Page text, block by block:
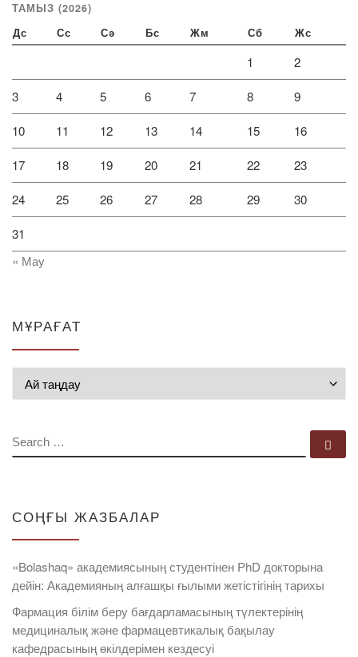
ТАМЫЗ (2026)
Дс Сс Сә Бс Жм Сб Жс
1 2
3 4 5 6 7 8 9
10 11 12 13 14 15 16
17 18 19 20 21 22 23
24 25 26 27 28 29 30
31
« Мау
МҰРАҒАТ
SEARCH
СОҢҒЫ ЖАЗБАЛАР
«Bolashaq» академиясының студентінен PhD докторына
дейін: Академияның алғашқы ғылыми жетістігінің тарихы
Фармация білім беру бағдарламасының түлектерінің
медициналық және фармацевтикалық бақылау
кафедрасының өкілдерімен кездесуі